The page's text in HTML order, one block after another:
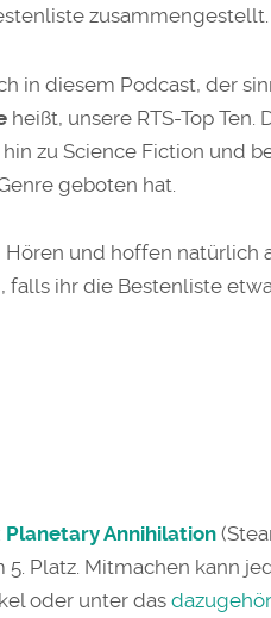
zusammengestellt.
in diesem Podcast, der
heißt, unsere RTS-Top Ten.
zu Science Fiction und
geboten hat.
und hoffen natürlich
ihr die Bestenliste
Planetary Annihilation
Platz. Mitmachen kann
oder unter das